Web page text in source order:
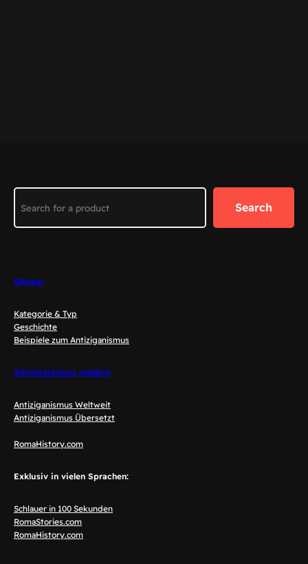
Search
Glossar
Kategorie & Typ
Geschichte
Beispiele zum Antiziganismus
Antiziganismus melden!
Antiziganismus Weltweit
Antiziganismus Übersetzt
RomaHistory.com
Exklusiv in vielen Sprachen:
Schlauer in 100 Sekunden
RomaStories.com
RomaHistory.com